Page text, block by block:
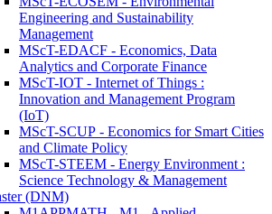
Engineering and Sustainability
Management
MScT-EDACF - Economics, Data
Analytics and Corporate Finance
MScT-IOT - Internet of Things :
Innovation and Management Program
(IoT)
MScT-SCUP - Economics for Smart Cities
and Climate Policy
MScT-STEEM - Energy Environment :
Science Technology & Management
(DNM)